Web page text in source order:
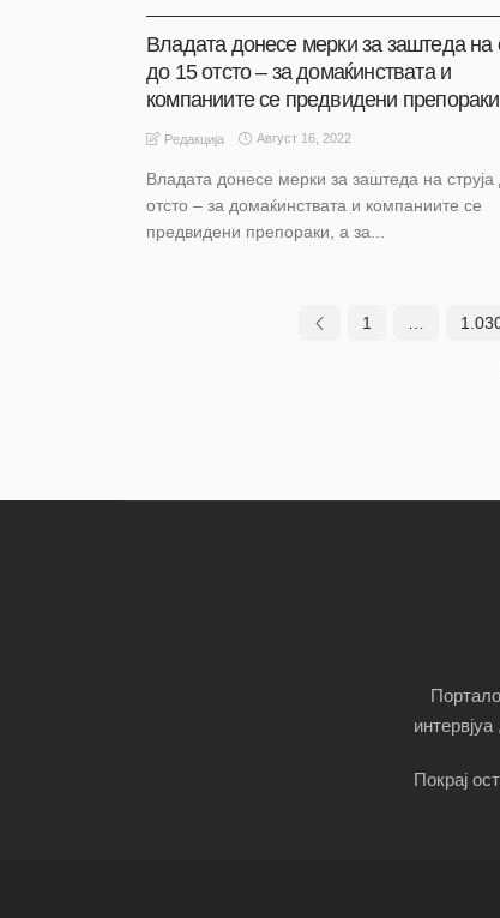
Владата донесе мерки за заштеда на
до 15 отсто – за домаќинствата и
компаниите се предвидени препораки
Редакција Август 16, 2022
Владата донесе мерки за заштеда на струја
отсто – за домаќинствата и компаниите се
предвидени препораки, а за...
1
Покрај